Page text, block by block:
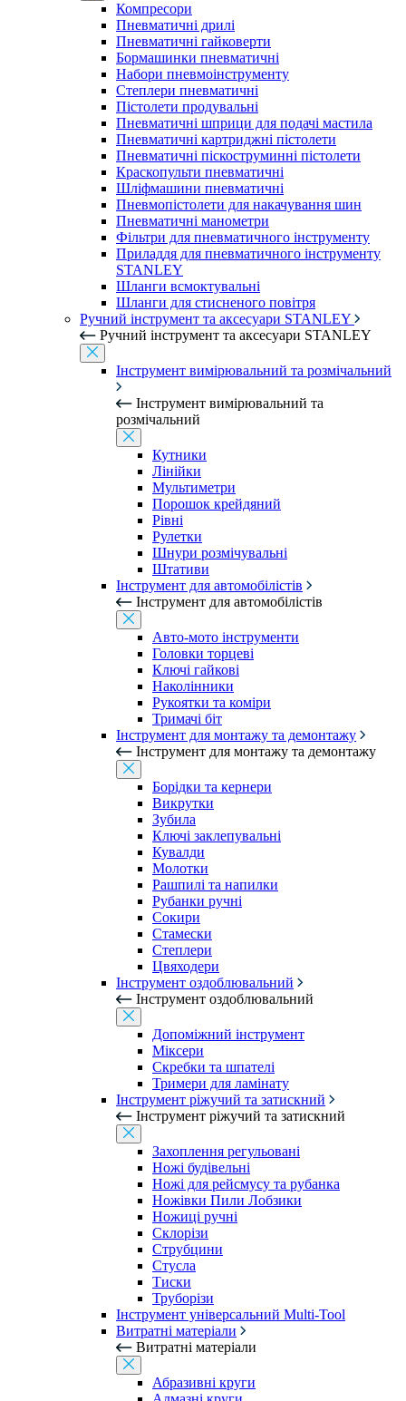
Компресори
Пневматичні дрилі
Пневматичні гайковерти
Бормашинки пневматичні
Набори пневмоінструменту
Степлери пневматичні
Пістолети продувальні
Пневматичні шприци для подачі мастила
Пневматичні картриджні пістолети
Пневматичні піскоструминні пістолети
Краскопульти пневматичні
Шліфмашини пневматичні
Пневмопістолети для накачування шин
Пневматичні манометри
Фільтри для пневматичного інструменту
Приладдя для пневматичного інструменту
STANLEY
Шланги всмоктувальні
Шланги для стисненого повітря
Ручний інструмент та аксесуари STANLEY
Ручний інструмент та аксесуари STANLEY
Інструмент вимірювальний та розмічальний
Інструмент вимірювальний та
розмічальний
Кутники
Лінійки
Мультиметри
Порошок крейдяний
Рівні
Рулетки
Шнури розмічувальні
Штативи
Інструмент для автомобілістів
Інструмент для автомобілістів
Авто-мото інструменти
Головки торцеві
Ключі гайкові
Наколінники
Рукоятки та коміри
Тримачі біт
Інструмент для монтажу та демонтажу
Інструмент для монтажу та демонтажу
Борідки та кернери
Викрутки
Зубила
Ключі заклепувальні
Кувалди
Молотки
Рашпилі та напилки
Рубанки ручні
Сокири
Стамески
Степлери
Цвяходери
Інструмент оздоблювальний
Інструмент оздоблювальний
Допоміжний інструмент
Міксери
Скребки та шпателі
Тримери для ламінату
Інструмент ріжучий та затискний
Інструмент ріжучий та затискний
Захоплення регульовані
Ножі будівельні
Ножі для рейсмусу та рубанка
Ножівки Пили Лобзики
Ножиці ручні
Склорізи
Струбцини
Стусла
Тиски
Труборізи
Інструмент універсальний Multi-Tool
Витратні матеріали
Витратні матеріали
Абразивні круги